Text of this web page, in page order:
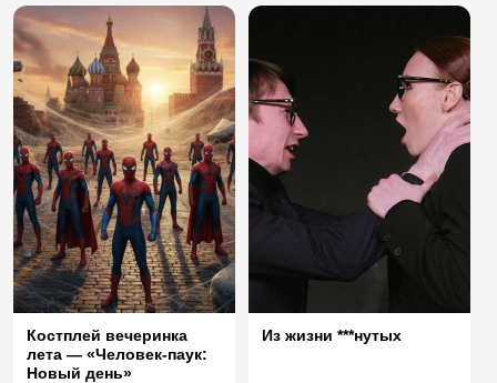
Костплей вечеринка
лета — «Человек-паук:
Новый день»
Из жизни ***нутых